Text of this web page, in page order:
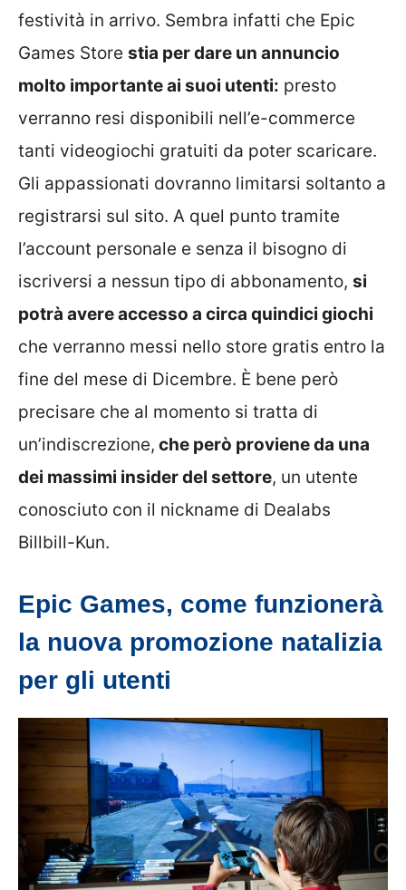
festività in arrivo. Sembra infatti che Epic
Games Store stia per dare un annuncio
molto importante ai suoi utenti: presto
verranno resi disponibili nell’e-commerce
tanti videogiochi gratuiti da poter scaricare.
Gli appassionati dovranno limitarsi soltanto a
registrarsi sul sito. A quel punto tramite
l’account personale e senza il bisogno di
iscriversi a nessun tipo di abbonamento, si
potrà avere accesso a circa quindici giochi
che verranno messi nello store gratis entro la
fine del mese di Dicembre. È bene però
precisare che al momento si tratta di
un’indiscrezione, che però proviene da una
dei massimi insider del settore, un utente
conosciuto con il nickname di Dealabs
Billbill-Kun.
Epic Games, come funzionerà
la nuova promozione natalizia
per gli utenti